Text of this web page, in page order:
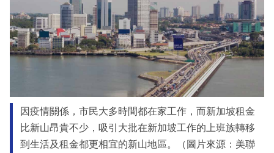
因疫情關係，市民大多時間都在家工作，而新加坡租金
比新山昂貴不少，吸引大批在新加坡工作的上班族轉移
到生活及租金都更相宜的新山地區。（圖片來源：美聯